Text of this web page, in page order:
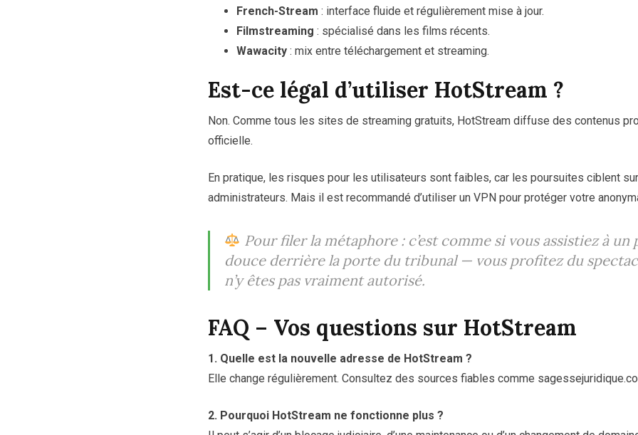
French-Stream : interface fluide et régulièrement mise à jour.
Filmstreaming : spécialisé dans les films récents.
Wawacity : mix entre téléchargement et streaming.
Est-ce légal d’utiliser HotStream ?
Non. Comme tous les sites de streaming gratuits, HotStream diffuse des contenus
officielle.
En pratique, les risques pour les utilisateurs sont faibles, car les poursuites ciblent
administrateurs. Mais il est recommandé d’utiliser un VPN pour protéger votre
Pour filer la métaphore : c’est comme si vous assistiez à un
douce derrière la porte du tribunal — vous profitez du
n’y êtes pas vraiment autorisé.
FAQ – Vos questions sur HotStream
1. Quelle est la nouvelle adresse de HotStream ?
Elle change régulièrement. Consultez des sources fiables comme
2. Pourquoi HotStream ne fonctionne plus ?